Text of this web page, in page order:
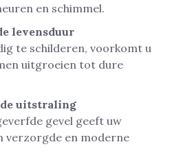
en schimmel.
levensduur
te schilderen, voorkomt u
uitgroeien tot dure
uitstraling
gevel geeft uw
verzorgde en moderne